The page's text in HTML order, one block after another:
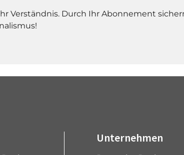
Verständnis. Durch Ihr Abonnement
Unternehmen